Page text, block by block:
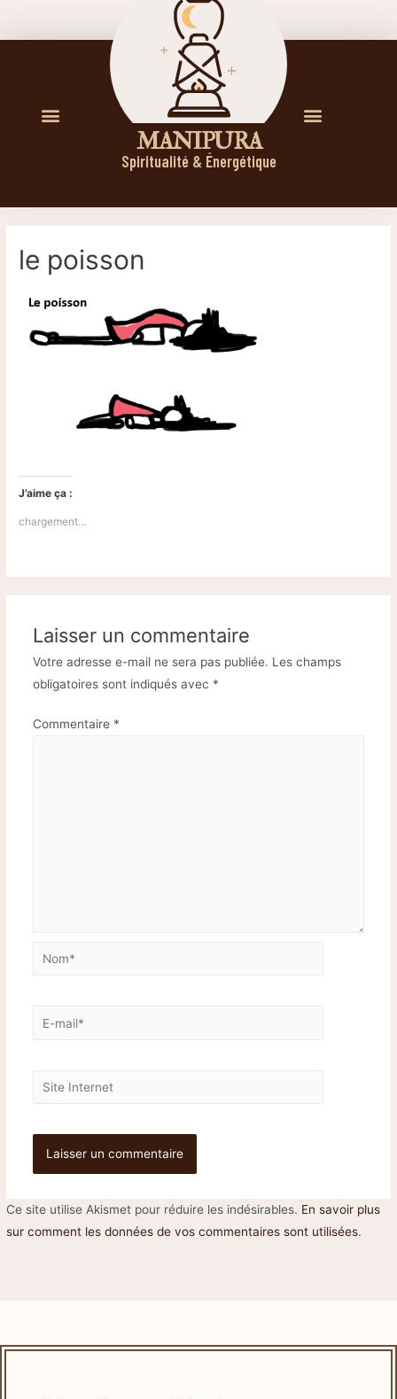
M A N I P U R A
Spiritualité & Énergétique
le poisson
J’aime ça :
chargement…
Laisser un commentaire
Votre adresse e-mail ne sera pas publiée. Les champs
obligatoires sont indiqués avec *
Commentaire *
Ce site utilise Akismet pour réduire les indésirables. En savoir plus
sur comment les données de vos commentaires sont utilisées.